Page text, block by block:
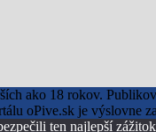
ako 18 rokov.
oPive.sk je výslovne
ten najlepší